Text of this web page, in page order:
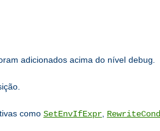
adicionados acima do nível debug
como SetEnvIfExpr RewriteCond